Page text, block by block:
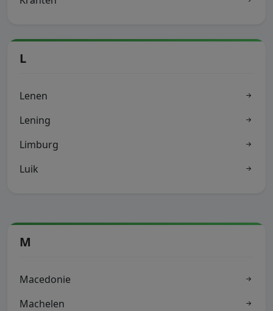
L
Lenen
Lening
Limburg
Luik
M
Macedonie
Machelen